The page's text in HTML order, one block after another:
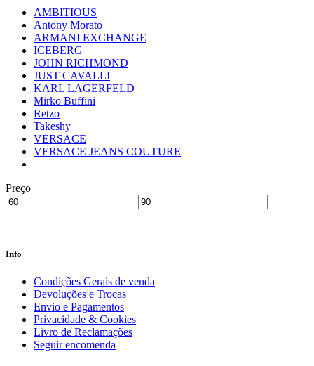
AMBITIOUS
Antony Morato
ARMANI EXCHANGE
ICEBERG
JOHN RICHMOND
JUST CAVALLI
KARL LAGERFELD
Mirko Buffini
Retzo
Takeshy
VERSACE
VERSACE JEANS COUTURE
Preço
Info
Condições Gerais de venda
Devoluções e Trocas
Envio e Pagamentos
Privacidade & Cookies
Livro de Reclamações
Seguir encomenda